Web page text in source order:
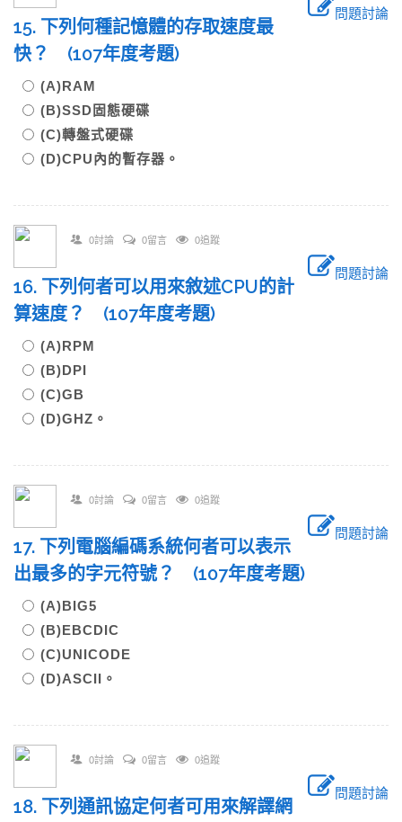
問題討論
15. 下列何種記憶體的存取速度最
快？ (107年度考題)
(A)RAM
(B)SSD固態硬碟
(C)轉盤式硬碟
(D)CPU內的暫存器。
0討論 0留言 0追蹤
問題討論
16. 下列何者可以用來敘述CPU的計
算速度？ (107年度考題)
(A)RPM
(B)DPI
(C)GB
(D)GHZ。
0討論 0留言 0追蹤
問題討論
17. 下列電腦編碼系統何者可以表示
出最多的字元符號？ (107年度考題)
(A)BIG5
(B)EBCDIC
(C)UNICODE
(D)ASCII。
0討論 0留言 0追蹤
問題討論
18. 下列通訊協定何者可用來解譯網